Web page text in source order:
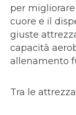
per
cuore e il
giuste
capacità
allenamento
Tra le